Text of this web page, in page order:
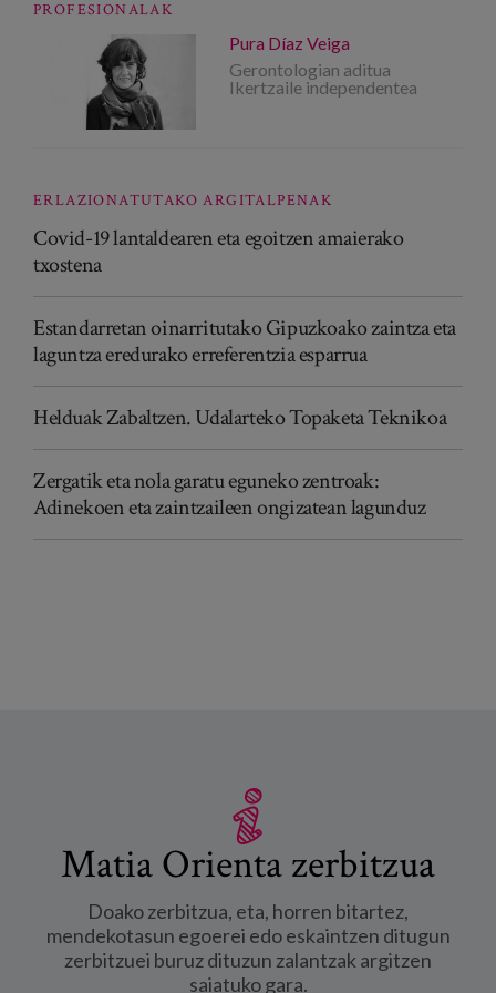
PROFESIONALAK
Pura Díaz Veiga
Gerontologian aditua
Ikertzaile independentea
ERLAZIONATUTAKO ARGITALPENAK
Covid-19 lantaldearen eta egoitzen amaierako
txostena
Estandarretan oinarritutako Gipuzkoako zaintza eta
laguntza eredurako erreferentzia esparrua
Helduak Zabaltzen. Udalarteko Topaketa Teknikoa
Zergatik eta nola garatu eguneko zentroak:
Adinekoen eta zaintzaileen ongizatean lagunduz
Matia Orienta zerbitzua
Doako zerbitzua, eta, horren bitartez,
mendekotasun egoerei edo eskaintzen ditugun
zerbitzuei buruz dituzun zalantzak argitzen
saiatuko gara.